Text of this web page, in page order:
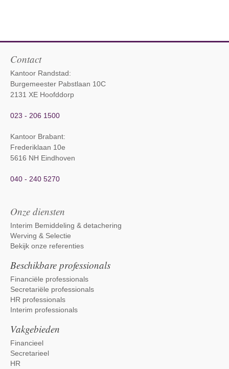
Contact
Kantoor Randstad:
Burgemeester Pabstlaan 10C
2131 XE Hoofddorp
023 - 206 1500
Kantoor Brabant:
Frederiklaan 10e
5616 NH Eindhoven
040 - 240 5270
Onze diensten
Interim Bemiddeling & detachering
Werving & Selectie
Bekijk onze referenties
Beschikbare professionals
Financiële professionals
Secretariële professionals
HR professionals
Interim professionals
Vakgebieden
Financieel
Secretarieel
HR